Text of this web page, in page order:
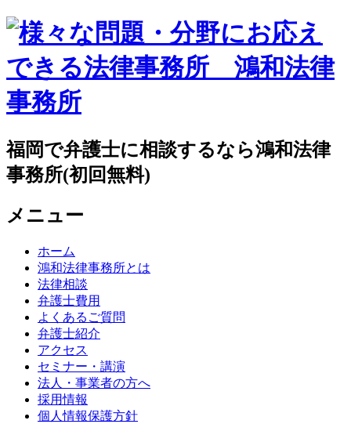
福岡で弁護士に相談するなら鴻和法律
事務所(初回無料)
メニュー
ホーム
鴻和法律事務所とは
法律相談
弁護士費用
よくあるご質問
弁護士紹介
アクセス
セミナー・講演
法人・事業者の方へ
採用情報
個人情報保護方針